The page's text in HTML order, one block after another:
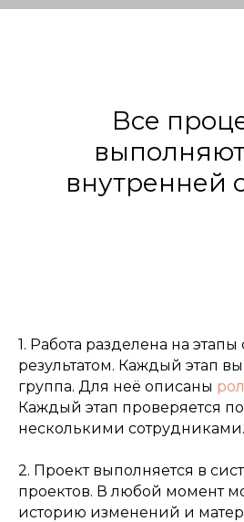
Все
внутренней
1. Работа разделена на
результатом. Каждый этап
группа. Для неё описаны
Каждый этап проверяется
несколькими сотрудниками.
2. Проект выполняется в
проектов. В любой момент
историю изменений и